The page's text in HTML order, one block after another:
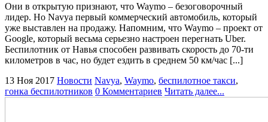
Они в открытую признают, что Waymo – безоговорочный
лидер. Но Navya первый коммерческий автомобиль, который
уже выставлен на продажу. Напомним, что Waymo – проект от
Google, который весьма серьезно настроен перегнать Uber.
Беспилотник от Навья способен развивать скорость до 70-ти
километров в час, но будет ездить в среднем 50 км/час [...]
13 Ноя 2017 Новости Navya, Waymo, беспилотное такси,
гонка беспилотников 0 Комментариев Читать далее...